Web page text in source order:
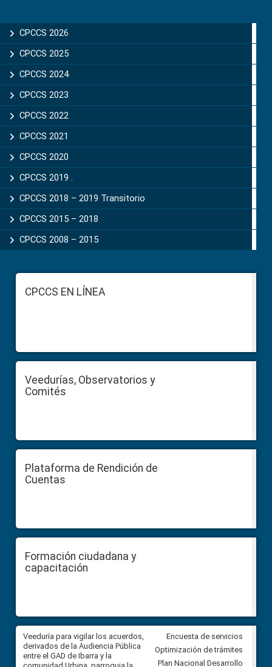
Sidebar
CPCCS 2026
CPCCS 2025
CPCCS 2024
CPCCS 2023
CPCCS 2022
CPCCS 2021
CPCCS 2020
CPCCS 2019 .
CPCCS 2018 – 2019 Transitorio
CPCCS 2015 – 2018
CPCCS 2008 – 2015
FooterCPCCS EN LÍNEA
Veedurías, Observatorios y
Comités
Plataforma de Rendición de
Cuentas
Formación ciudadana y
capacitación
Veeduría para vigilar los acuerdos,
derivados de la Audiencia Pública
entre el GAD de Ibarra y la
CPCCS convoca a Veeduría
Ciudadana para vigilar el
Encuesta de servicios
Optimización de trámites
Plan Nacional Desarrollo